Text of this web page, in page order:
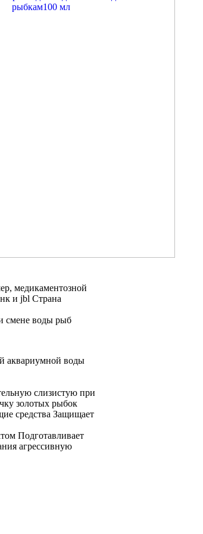
медикаментозной
и jbl Страна
смене воды рыб
аквариумной воды
слизистую при
золотых рыбок
средства Защищает
Подготавливает
агрессивную